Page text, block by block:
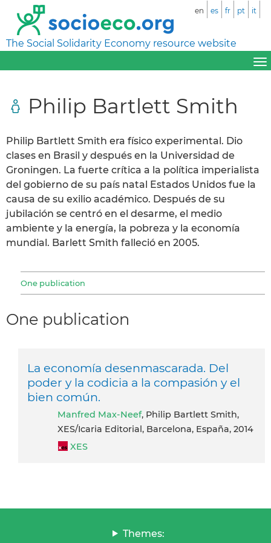
The Social Solidarity Economy resource website
en es fr pt it
Philip Bartlett Smith
Philip Bartlett Smith era físico experimental. Dio
clases en Brasil y después en la Universidad de
Groningen. La fuerte crítica a la política imperialista
del gobierno de su país natal Estados Unidos fue la
causa de su exilio académico. Después de su
jubilación se centró en el desarme, el medio
ambiente y la energía, la pobreza y la economía
mundial. Barlett Smith falleció en 2005.
One publication
One publication
La economía desenmascarada. Del
poder y la codicia a la compasión y el
bien común.
Manfred Max-Neef, Philip Bartlett Smith,
XES/Icaria Editorial, Barcelona, España, 2014
XES
Themes: